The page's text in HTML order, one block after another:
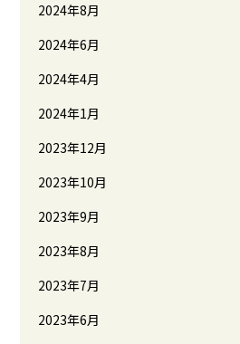
2024年8月
2024年6月
2024年4月
2024年1月
2023年12月
2023年10月
2023年9月
2023年8月
2023年7月
2023年6月